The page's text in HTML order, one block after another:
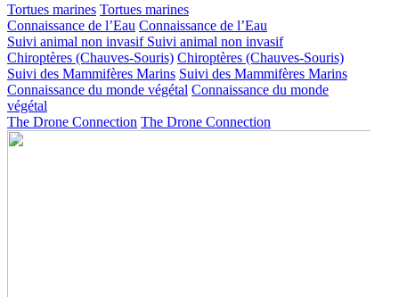
Tortues marines Tortues marines
Connaissance de l’Eau Connaissance de l’Eau
Suivi animal non invasif Suivi animal non invasif
Chiroptères (Chauves-Souris) Chiroptères (Chauves-Souris)
Suivi des Mammifères Marins Suivi des Mammifères Marins
Connaissance du monde végétal Connaissance du monde
végétal
The Drone Connection The Drone Connection